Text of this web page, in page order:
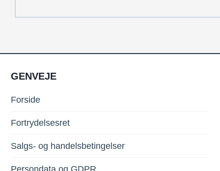
GENVEJE
Forside
Fortrydelsesret
Salgs- og handelsbetingelser